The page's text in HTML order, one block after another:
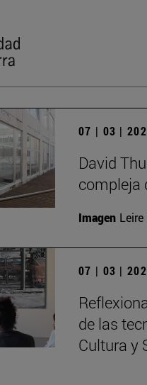
07 | 03 |
David
compleja
Imagen
07 | 03 |
de las
Cultura y